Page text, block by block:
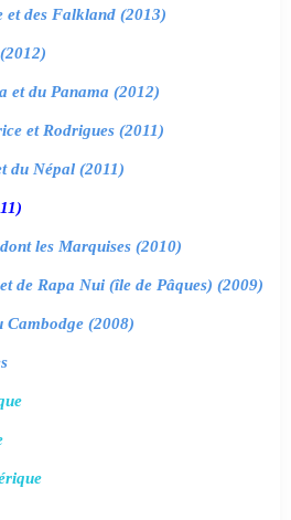
et des Falkland (2013)
et du Panama (2012)
et Rodrigues (2011)
du Népal (2011)
les Marquises (2010)
de Rapa Nui (île de Pâques) (2009)
Cambodge (2008)